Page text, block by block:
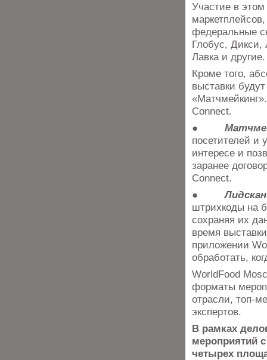
Участие в
федеральные
Глобус, Дикси,
Лавка и другие.
Кроме того,
выставки
Connect.
●
посетителей и
интересе и
заранее
Connect.
●
штрихкоды на
сохраняя их
время
приложении
обработать,
WorldFood
форматы
отрасли, топ-
экспертов.
В рамках
мероприятий
четырех